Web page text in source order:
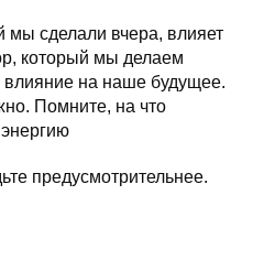
мы сделали вчера, влияет
который мы делаем
влияние на наше будущее.
Помните, на что
предусмотрительнее.